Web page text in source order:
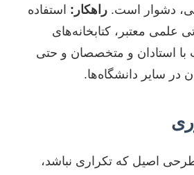
دشوار است. راهکار: استفاده
علمی معتبر، کتابخانه‌های
استادان و متخصصان و حتی
در سایر دانشگاه‌ها.
طرحی اصیل که تکراری نباشد،